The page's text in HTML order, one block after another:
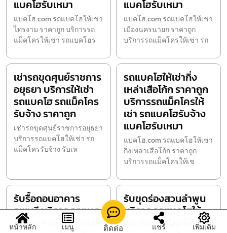
แบคโฮรับเหมา
แบคโฮ.com รถแบคโฮให้เช่า
ไทรงาม ราคาถูก บริการรถ
แม็คโครให้เช่า รถแบคโฮร
แบคโฮรับเหมา
แบคโฮ.com รถแบคโฮให้เช่า
เมืองนครนายก ราคาถูก
บริการรถแม็คโครให้เช่า รถ
เช่ารถขุดศุนย์ราชการ
อยุธยา บริการให้เช่า
รถแบคโฮ รถแม็คโคร
รับจ้าง ราคาถูก
เช่ารถขุดศุนย์ราชการอยุธยา
บริการรถแบคโฮให้เช่า รถ
แม็คโครรับจ้าง รับเห
รถแบคโฮให้เช่ากิ่ง
เหล่าเสือโก้ก ราคาถูก
บริการรถแม็คโครให้
เช่า รถแบคโฮรับจ้าง
แบคโฮรับเหมา
แบคโฮ.com รถแบคโฮให้เช่า
กิ่งเหล่าเสือโก้ก ราคาถูก
บริการรถแม็คโครให้เช
รับรื้อถอนอาคาร
ลพบุรี บริการ รถแบค
โฮให้เช่า รถแม็คโครให้
รับขุดร่องสวนลำพูน
บริการ รถแบคโฮให้
เช่า รถแม็คโครให้เช่า
หน้าหลัก เมนู ติดต่อ แชร์ เพิ่มเติม